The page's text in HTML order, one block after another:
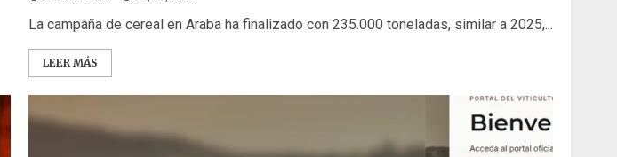
La campaña de cereal en Araba ha finalizado con 235.000 toneladas, similar a 2025,...
LEER MÁS